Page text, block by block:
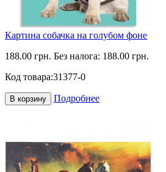
Картина собачка на голубом фоне
188.00 грн. Без налога: 188.00 грн.
Код товара:31377-0
В корзину Подробнее